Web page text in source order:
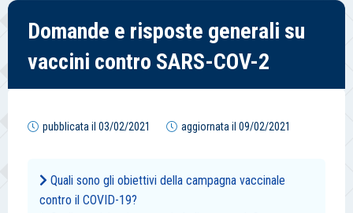
Domande e risposte generali su
vaccini contro SARS-COV-2
pubblicata il 03/02/2021 aggiornata il 09/02/2021
Quali sono gli obiettivi della campagna vaccinale
contro il COVID-19?